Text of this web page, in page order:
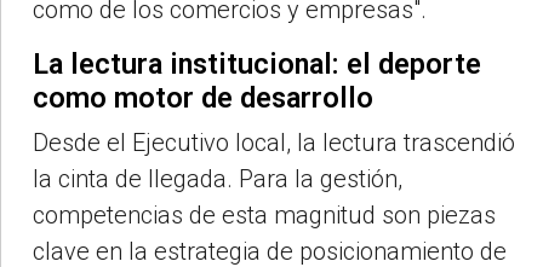
como de los comercios y empresas".
La lectura institucional: el deporte
como motor de desarrollo
Desde el Ejecutivo local, la lectura trascendió
la cinta de llegada. Para la gestión,
competencias de esta magnitud son piezas
clave en la estrategia de posicionamiento de